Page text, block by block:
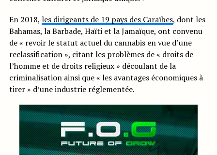
En 2018, les dirigeants de 19 pays des Caraïbes, dont les
Bahamas, la Barbade, Haïti et la Jamaïque, ont convenu
de « revoir le statut actuel du cannabis en vue d’une
reclassification », citant les problèmes de « droits de
l’homme et de droits religieux » découlant de la
criminalisation ainsi que « les avantages économiques à
tirer » d’une industrie réglementée.